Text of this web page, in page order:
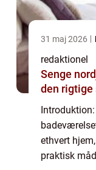
31 maj 2026
redaktionel
Senge nordjylland
den rigtige
ethvert
praktisk